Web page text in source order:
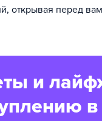
открывая перед
и